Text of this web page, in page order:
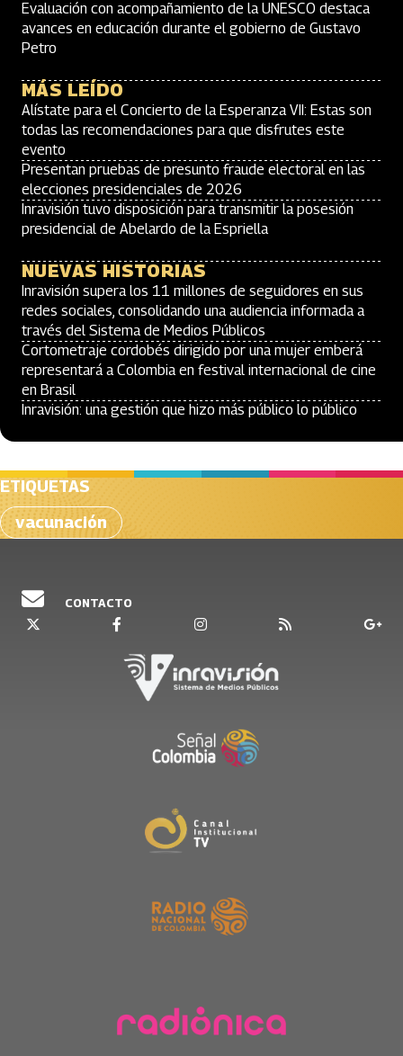
Evaluación con acompañamiento de la UNESCO destaca
avances en educación durante el gobierno de Gustavo
Petro
MÁS LEÍDO
Alístate para el Concierto de la Esperanza VII: Estas son
todas las recomendaciones para que disfrutes este
evento
Presentan pruebas de presunto fraude electoral en las
elecciones presidenciales de 2026
Inravisión tuvo disposición para transmitir la posesión
presidencial de Abelardo de la Espriella
NUEVAS HISTORIAS
Inravisión supera los 11 millones de seguidores en sus
redes sociales, consolidando una audiencia informada a
través del Sistema de Medios Públicos
Cortometraje cordobés dirigido por una mujer emberá
representará a Colombia en festival internacional de cine
en Brasil
Inravisión: una gestión que hizo más público lo público
ETIQUETAS
vacunación
CONTACTO